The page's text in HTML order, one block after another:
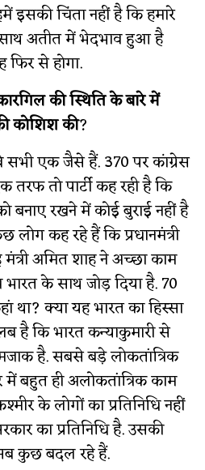
इसकी चिंता नहीं है कि हमारे
साथ अतीत में भेदभाव हुआ है
से होगा.
की स्थिति के बारे में
कोशिश की?
सभी एक जैसे हैं. 370 पर कांग्रेस
तरफ तो पार्टी कह रही है कि
रखने में कोई बुराई नहीं है
कह रहे हैं कि प्रधानमंत्री
मंत्री अमित शाह ने अच्छा काम
के साथ जोड़ दिया है. 70
क्या यह भारत का हिस्सा
है कि भारत कन्याकुमारी से
है. सबसे बड़े लोकतांत्रिक
बहुत ही अलोकतांत्रिक काम
के लोगों का प्रतिनिधि नहीं
का प्रतिनिधि है. उसकी
कुछ बदल रहे हैं.